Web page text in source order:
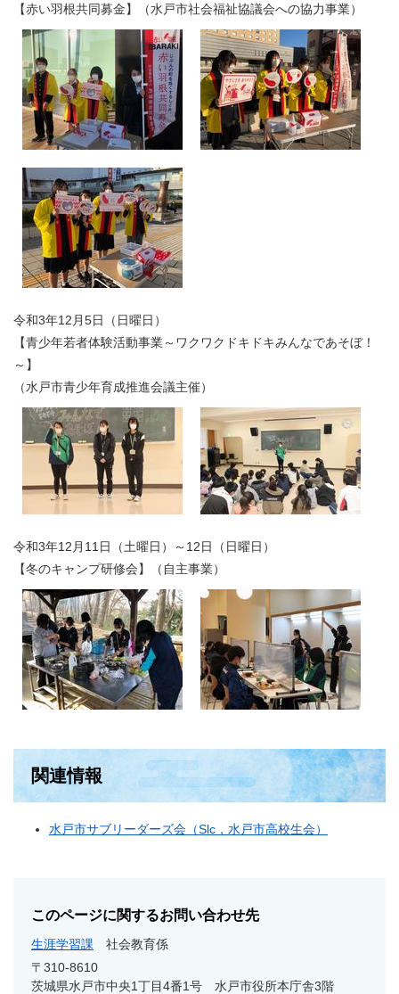
【赤い羽根共同募金】（水戸市社会福祉協議会への協力事業）
令和3年12月5日（日曜日）
【青少年若者体験活動事業～ワクワクドキドキみんなであそぼ！
～】
（水戸市青少年育成推進会議主催）
令和3年12月11日（土曜日）～12日（日曜日）
【冬のキャンプ研修会】（自主事業）
関連情報
水戸市サブリーダーズ会（Slc，水戸市高校生会）
このページに関するお問い合わせ先
生涯学習課
社会教育係
〒310-8610
茨城県水戸市中央1丁目4番1号 水戸市役所本庁舎3階